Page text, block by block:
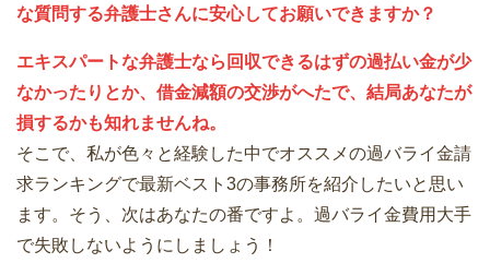
な質問する弁護士さんに安心してお願いできますか？
エキスパートな弁護士なら回収できるはずの過払い金が少
なかったりとか、借金減額の交渉がへたで、結局あなたが
損するかも知れませんね。
そこで、私が色々と経験した中でオススメの過バライ金請
求ランキングで最新ベスト3の事務所を紹介したいと思い
ます。そう、次はあなたの番ですよ。過バライ金費用大手
で失敗しないようにしましょう！